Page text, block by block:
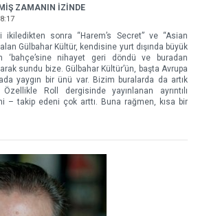
ZAMANIN İZİNDE
ikiledikten sonra “Harem’s Secret” ve “Asian
Gülbahar Kültür, kendisine yurt dışında büyük
‘bahçe’sine nihayet geri döndü ve buradan
sundu bize. Gülbahar Kültür’ün, başta Avrupa
yaygın bir ünü var. Bizim buralarda da artık
Roll dergisinde yayınlanan ayrıntılı
– takip edeni çok arttı. Buna rağmen, kısa bir